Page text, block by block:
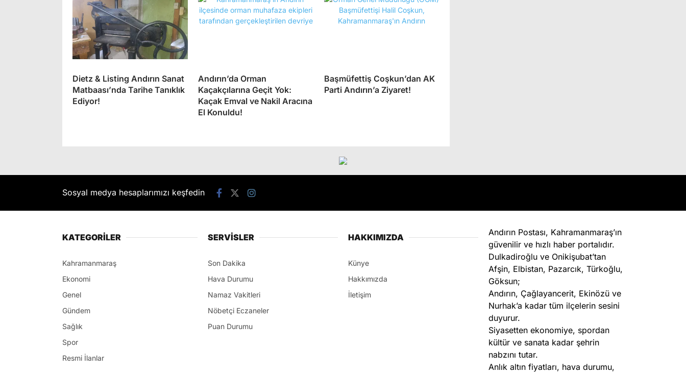
Dietz & Listing Andırın Sanat
Matbaası’nda Tarihe Tanıklık
Ediyor!
Andırın’da Orman
Kaçakçılarına Geçit Yok:
Kaçak Emval ve Nakil Aracına
El Konuldu!
Başmüfettiş Coşkun’dan AK
Parti Andırın’a Ziyaret!
Sosyal medya hesaplarımızı keşfedin
KATEGORİLER
Kahramanmaraş
Ekonomi
Genel
Gündem
Sağlık
Spor
Resmi İlanlar
SERVİSLER
Son Dakika
Hava Durumu
Namaz Vakitleri
Nöbetçi Eczaneler
Puan Durumu
HAKKIMIZDA
Künye
Hakkımızda
İletişim
Andırın Postası, Kahramanmaraş’ın
güvenilir ve hızlı haber portalıdır.
Dulkadiroğlu ve Onikişubat’tan
Afşin, Elbistan, Pazarcık, Türkoğlu,
Göksun;
Andırın, Çağlayancerit, Ekinözü ve
Nurhak’a kadar tüm ilçelerin sesini
duyurur.
Siyasetten ekonomiye, spordan
kültür ve sanata kadar şehrin
nabzını tutar.
Anlık altın fiyatları, hava durumu,